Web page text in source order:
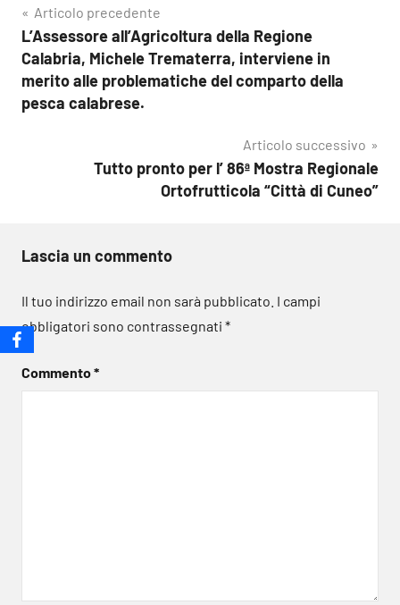
Navigazione
articoli
Articolo precedente
L’Assessore all’Agricoltura della Regione
Calabria, Michele Trematerra, interviene in
merito alle problematiche del comparto della
pesca calabrese.
Articolo successivo
Tutto pronto per l’ 86ª Mostra Regionale
Ortofrutticola “Città di Cuneo”
Lascia un commento
Il tuo indirizzo email non sarà pubblicato. I campi
obbligatori sono contrassegnati *
Commento*